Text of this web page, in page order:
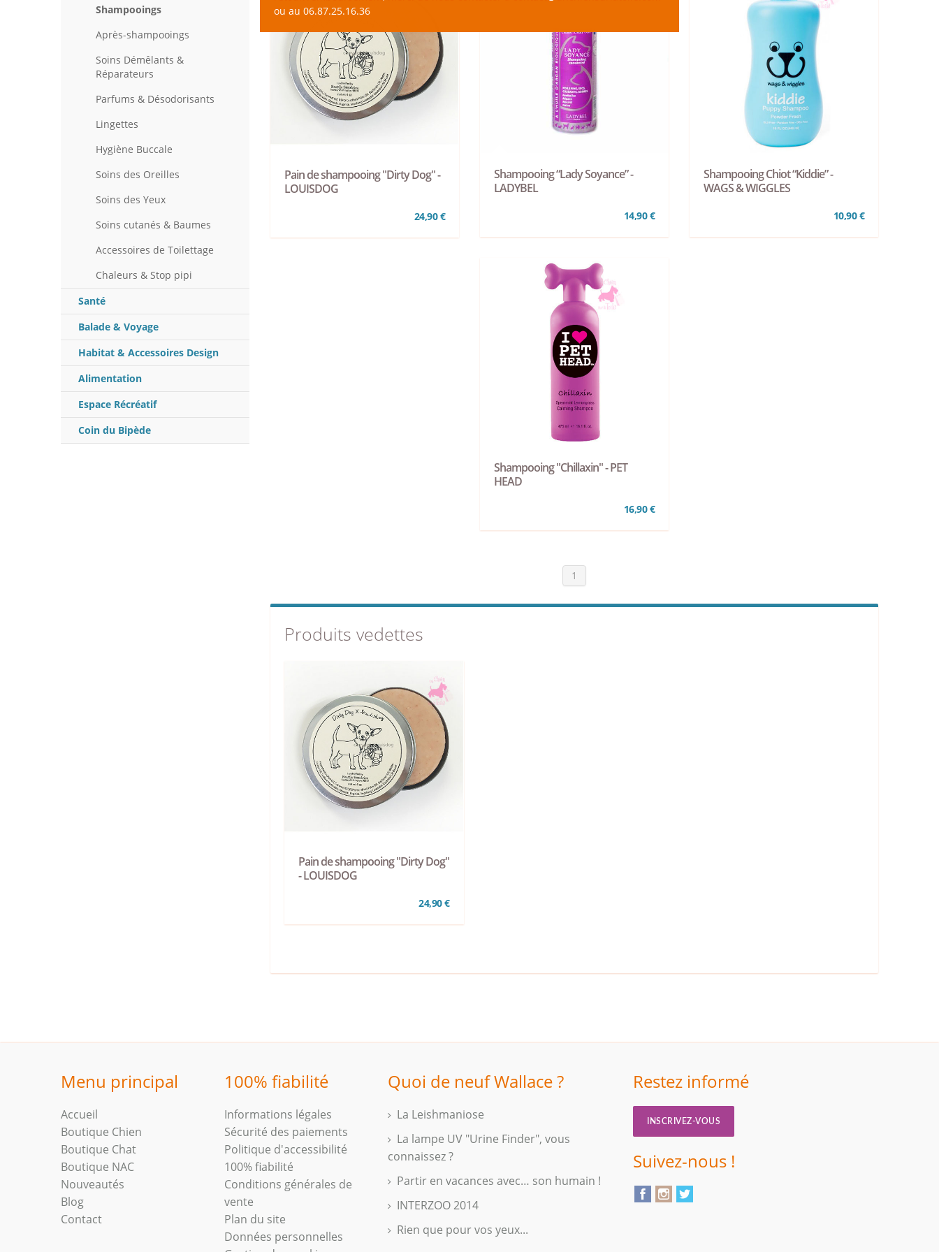
ou au 06.87.25.16.36
Shampooings
Après-shampooings
Soins Démêlants &
Réparateurs
Parfums & Désodorisants
Lingettes
Hygiène Buccale
Soins des Oreilles
Soins des Yeux
Soins cutanés & Baumes
Accessoires de Toilettage
Chaleurs & Stop pipi
Santé
Balade & Voyage
Habitat & Accessoires Design
Alimentation
Espace Récréatif
Coin du Bipède
Pain de shampooing "Dirty Dog" -
LOUISDOG
24,90 €
Shampooing “Lady Soyance” -
LADYBEL
14,90 €
Shampooing Chiot “Kiddie” -
WAGS & WIGGLES
10,90 €
Shampooing "Chillaxin" - PET
HEAD
16,90 €
1
Produits vedettes
Pain de shampooing "Dirty Dog"
- LOUISDOG
24,90 €
Menu principal
Accueil
Boutique Chien
Boutique Chat
Boutique NAC
Nouveautés
Blog
Contact
100% fiabilité
Informations légales
Sécurité des paiements
Politique d'accessibilité
100% fiabilité
Conditions générales de
vente
Plan du site
Données personnelles
Quoi de neuf Wallace ?
La Leishmaniose
La lampe UV "Urine Finder", vous
connaissez ?
Partir en vacances avec… son humain !
INTERZOO 2014
Rien que pour vos yeux...
Restez informé
INSCRIVEZ-VOUS
Suivez-nous !